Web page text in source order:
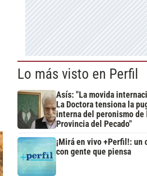
Lo más visto en Perfil
Asís: "La movida
La Doctora tensiona la
interna del peronismo de
Provincia del Pecado"
¡Mirá en vivo +Perfil!: un
con gente que piensa